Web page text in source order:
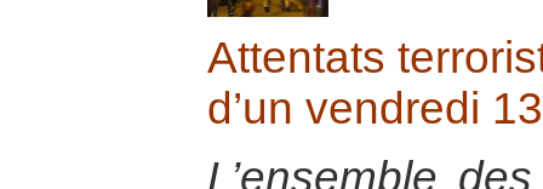
Attentats
d’un vendredi 13
L’ensemble